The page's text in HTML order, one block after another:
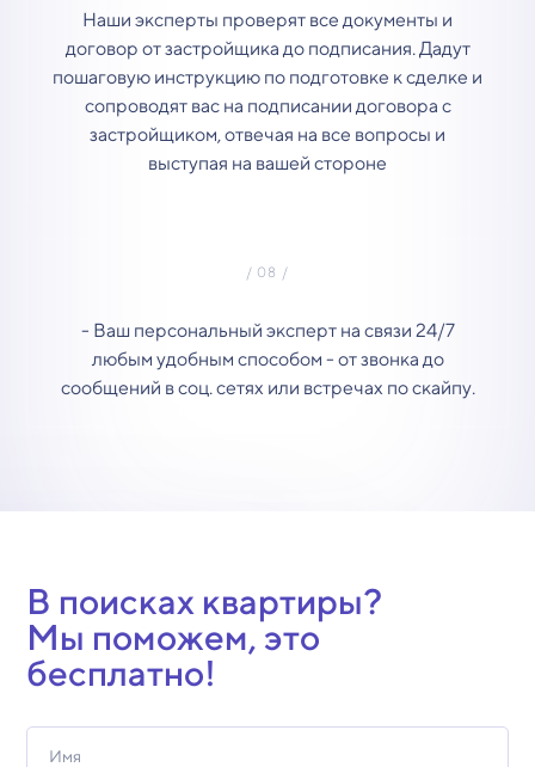
Наши эксперты проверят все документы и
договор от застройщика до подписания. Дадут
пошаговую инструкцию по подготовке к сделке и
сопроводят вас на подписании договора с
застройщиком, отвечая на все вопросы и
выступая на вашей стороне
- Ваш персональный эксперт на связи 24/7
любым удобным способом - от звонка до
сообщений в соц. сетях или встречах по скайпу.
В поисках квартиры?
Мы поможем, это
бесплатно!